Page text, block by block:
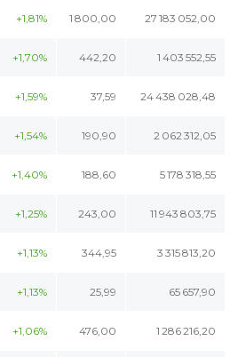
+1,81% 1 800,00 27 183 052,00
+1,70% 442,20 1 403 552,55
+1,59% 37,59 24 438 028,48
+1,54% 190,90 2 062 312,05
+1,40% 188,60 5 178 318,55
+1,25% 243,00 11 943 803,75
+1,13% 344,95 3 315 813,20
+1,13% 25,99 65 657,90
+1,06% 476,00 1 286 216,20